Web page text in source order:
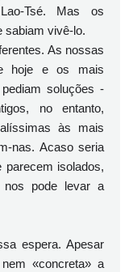
Tsé. Mas os
sabiam vivê-lo.
As nossas
hoje e os mais
soluções -
no entanto,
às mais
nas. Acaso seria
parecem isolados,
nos pode levar a
espera. Apesar
«concreta» a